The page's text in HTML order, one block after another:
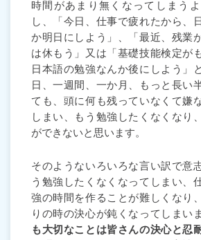
時間があまり無くなってしまう
し、「今日、仕事で疲れたから、
か明日にしよう」、「最近、残業
は休もう」又は「基礎技能検定が
日本語の勉強なんか後にしよう」
日、一週間、一か月、もっと長い
ても、頭に何も残っていなくて嫌
しまい、もう勉強したくなくなり
ができないと思います。
そのようないろいろな言い訳で意
う勉強したくなくなってしまい、
強の時間を作ることが難しくなり
りの時の決心が鈍くなってしまい
も大切なことは皆さんの決心と忍